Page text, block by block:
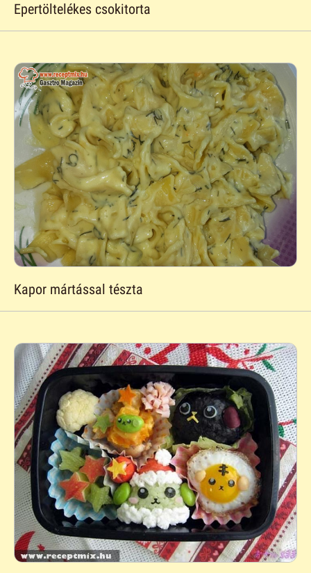
Epertöltelékes csokitorta
Kapor mártással tészta